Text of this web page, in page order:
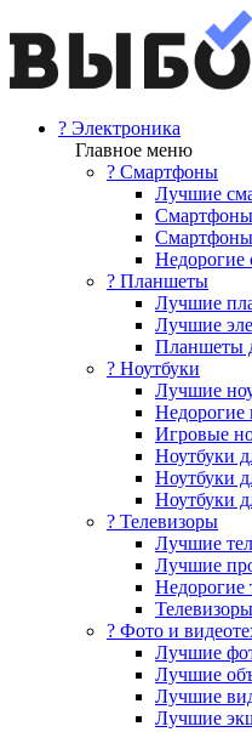
? Электроника
Главное меню
? Смартфоны
Лучшие
Смартфоны
Недорогие
? Планшеты
Лучшие
Лучшие
Планшеты
? Ноутбуки
Лучшие
Недорогие
Игровые
Ноутбуки
Ноутбуки
Ноутбуки
? Телевизоры
Лучшие
Лучшие
Недорогие
? Фото и
Лучшие
Лучшие
Лучшие
Лучшие